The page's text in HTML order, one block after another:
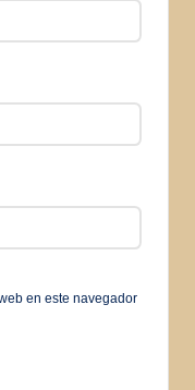
en este navegador